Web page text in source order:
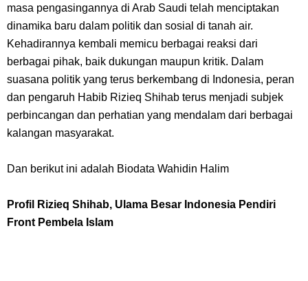
Indonesia
Resep Roti Panggang, Sangat Mudah Untuk Menjadi Cemilan
Bersama Keluarga
Arti Bendera Seychelles, Negara Kepulauan Yang Terletak Di
Cara Bayar Akulaku Lewat Gopay, Sangat Mudah Dan Tidak Ribet
Sama Sekali
masa pengasingannya di Arab Saudi telah menciptakan
dinamika baru dalam politik dan sosial di tanah air.
Kehadirannya kembali memicu berbagai reaksi dari
berbagai pihak, baik dukungan maupun kritik. Dalam
suasana politik yang terus berkembang di Indonesia, peran
dan pengaruh Habib Rizieq Shihab terus menjadi subjek
perbincangan dan perhatian yang mendalam dari berbagai
kalangan masyarakat.
Dan berikut ini adalah Biodata Wahidin Halim
Profil Rizieq Shihab, Ulama Besar Indonesia Pendiri
Front Pembela Islam